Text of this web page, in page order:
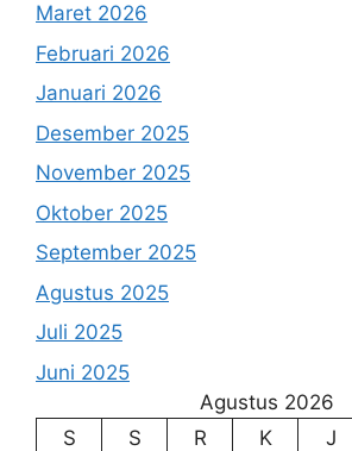
Maret 2026
Februari 2026
Januari 2026
Desember 2025
November 2025
Oktober 2025
September 2025
Agustus 2025
Juli 2025
Juni 2025
Agustus 2026
S
S R K J